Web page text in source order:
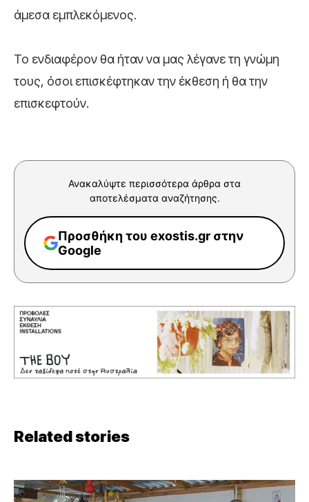
άμεσα εμπλεκόμενος.
Το ενδιαφέρον θα ήταν να μας λέγανε τη γνώμη
τους, όσοι επισκέφτηκαν την έκθεση ή θα την
επισκεφτούν.
Ανακαλύψτε περισσότερα άρθρα στα
αποτελέσματα αναζήτησης.
Προσθήκη του exostis.gr στην
Google
Related stories